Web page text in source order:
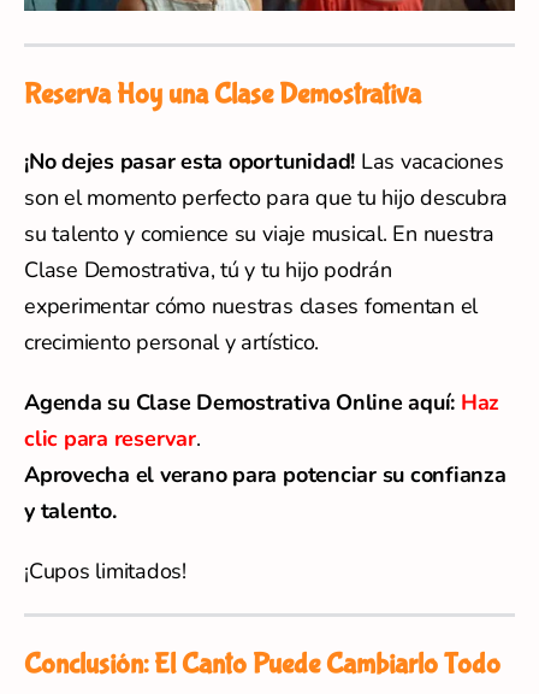
Reserva Hoy una Clase Demostrativa
¡No dejes pasar esta oportunidad! Las vacaciones
son el momento perfecto para que tu hijo descubra
su talento y comience su viaje musical. En nuestra
Clase Demostrativa, tú y tu hijo podrán
experimentar cómo nuestras clases fomentan el
crecimiento personal y artístico.
Agenda su Clase Demostrativa Online aquí: Haz
clic para reservar.
Aprovecha el verano para potenciar su confianza
y talento.
¡Cupos limitados!
Conclusión: El Canto Puede Cambiarlo Todo